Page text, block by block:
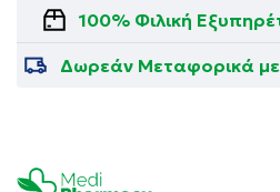
100% Φιλική
Δωρεάν Μεταφορικά